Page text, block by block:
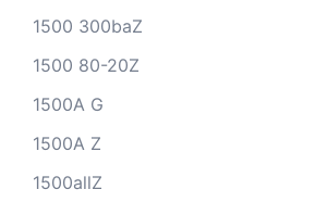
1500 300baZ
1500 80-20Z
1500A G
1500A Z
1500allZ